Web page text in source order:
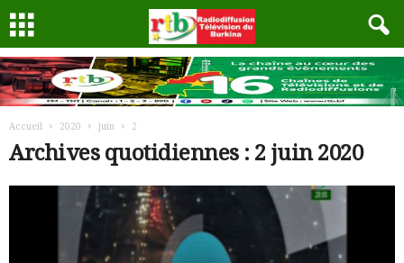
Accueil 2020 juin 2
Archives quotidiennes : 2 juin 2020